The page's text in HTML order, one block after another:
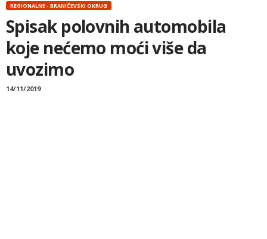
REGIONALNE - BRANIČEVSKI OKRUG
Spisak polovnih automobila
koje nećemo moći više da
uvozimo
14/11/2019